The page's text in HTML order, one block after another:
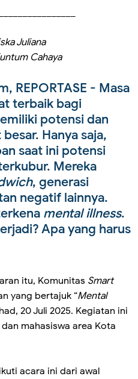
Juliana
Cahaya
REPORTASE - Masa
terbaik bagi
potensi dan
Hanya saja,
saat ini potensi
Mereka
, generasi
negatif lainnya.
mental illness.
Apa yang harus
itu, Komunitas Smart
yang bertajuk “Mental
20 Juli 2025. Kegiatan ini
mahasiswa area Kota
acara ini dari awal